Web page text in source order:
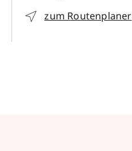
zum Routenplaner